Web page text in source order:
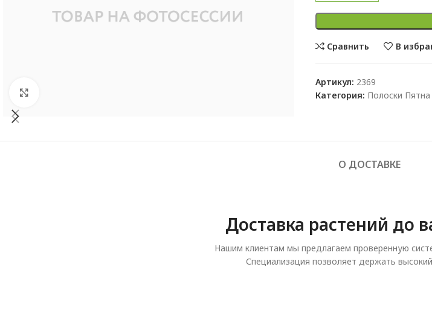
Сравнить В
Артикул: 2369
Категория: Полоски
О ДОСТАВКЕ
Доставка растений до
Нашим клиентам мы предлагаем проверенную
Специализация позволяет держать